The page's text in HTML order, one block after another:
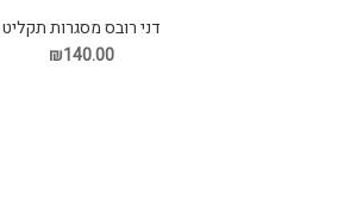
דני רובס מסגרות תקליט
₪140.00